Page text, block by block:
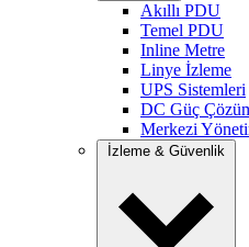
Akıllı PDU
Temel PDU
Inline Metre
Linye İzleme
UPS Sistemleri
DC Güç
Merkezi
İzleme & Güvenlik